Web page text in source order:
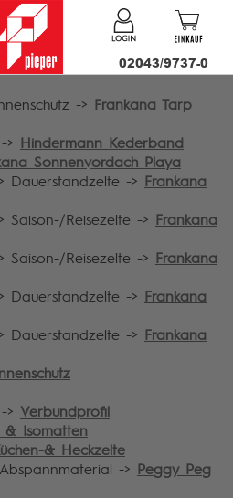
02043/9737-0
-> Frankana Tarp
> Hindermann Kederband
Sonnenvordach Playa
Dauerstandzelte -> Frankana
Saison-/Reisezelte -> Frankana
Saison-/Reisezelte -> Frankana
Dauerstandzelte -> Frankana
Dauerstandzelte -> Frankana
> Verbundprofil
& Isomatten
& Heckzelte
-> Peggy Peg